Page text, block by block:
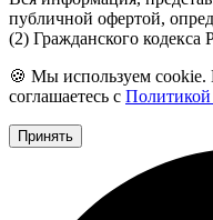
публичной офертой,
(2) Гражданского кодекса
🍪 Мы используем cookie.
соглашаетесь с Политикой
Принять